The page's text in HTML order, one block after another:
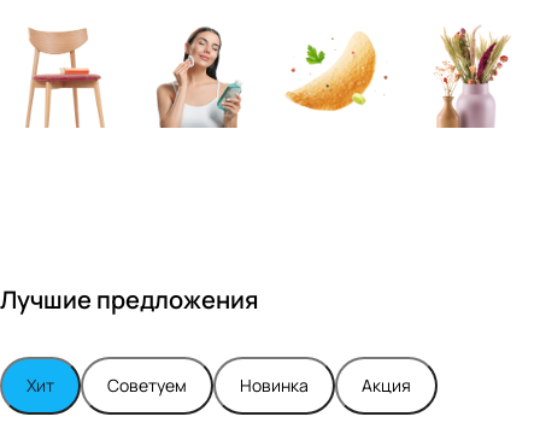
Турским
Лучшие предложения
Хит Советуем Новинка Акция